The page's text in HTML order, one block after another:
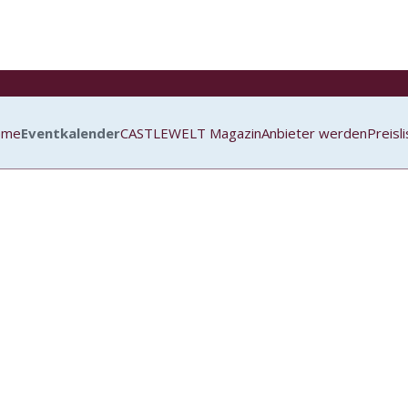
EventkalenderCASTLEWELT MagazinAnbieter werden